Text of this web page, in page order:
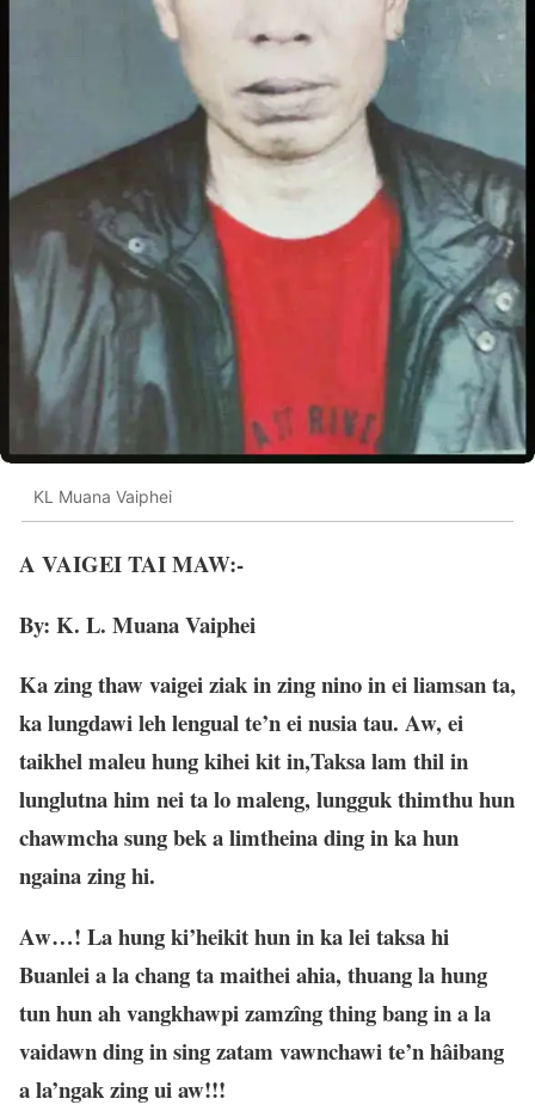
KL Muana Vaiphei
A VAIGEI TAI MAW:-
By: K. L. Muana Vaiphei
Ka zing thaw vaigei ziak in zing nino in ei liamsan ta,
ka lungdawi leh lengual te’n ei nusia tau. Aw, ei
taikhel maleu hung kihei kit in,Taksa lam thil in
lunglutna him nei ta lo maleng, lungguk thimthu hun
chawmcha sung bek a limtheina ding in ka hun
ngaina zing hi.
Aw…! La hung ki’heikit hun in ka lei taksa hi
Buanlei a la chang ta maithei ahia, thuang la hung
tun hun ah vangkhawpi zamzîng thing bang in a la
vaidawn ding in sing zatam vawnchawi te’n hâibang
a la’ngak zing ui aw!!!